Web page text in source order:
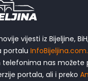
vijesti iz Bijeljine,
portalu InfoBijeljina.com.
nas možete
portala, ali i preko